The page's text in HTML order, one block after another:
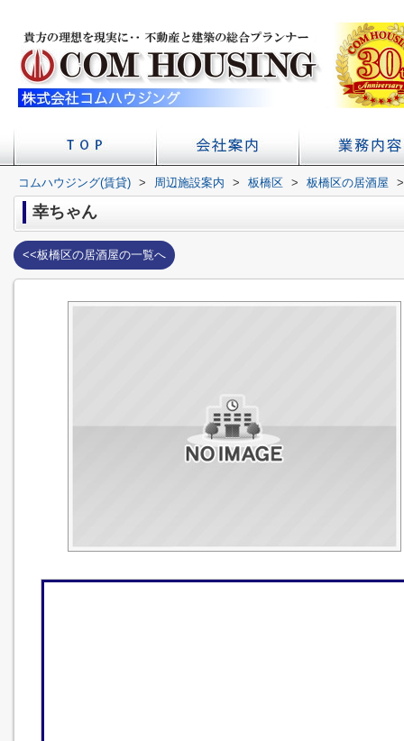
店舗へのアクセス
会社概要 初台の賃貸 不
賃貸経
学校
コムハウジング(賃貸) > 周辺施設案内 > 板橋区 > 板橋区の居酒屋 >
幸ちゃん
<<板橋区の居酒屋の一覧へ